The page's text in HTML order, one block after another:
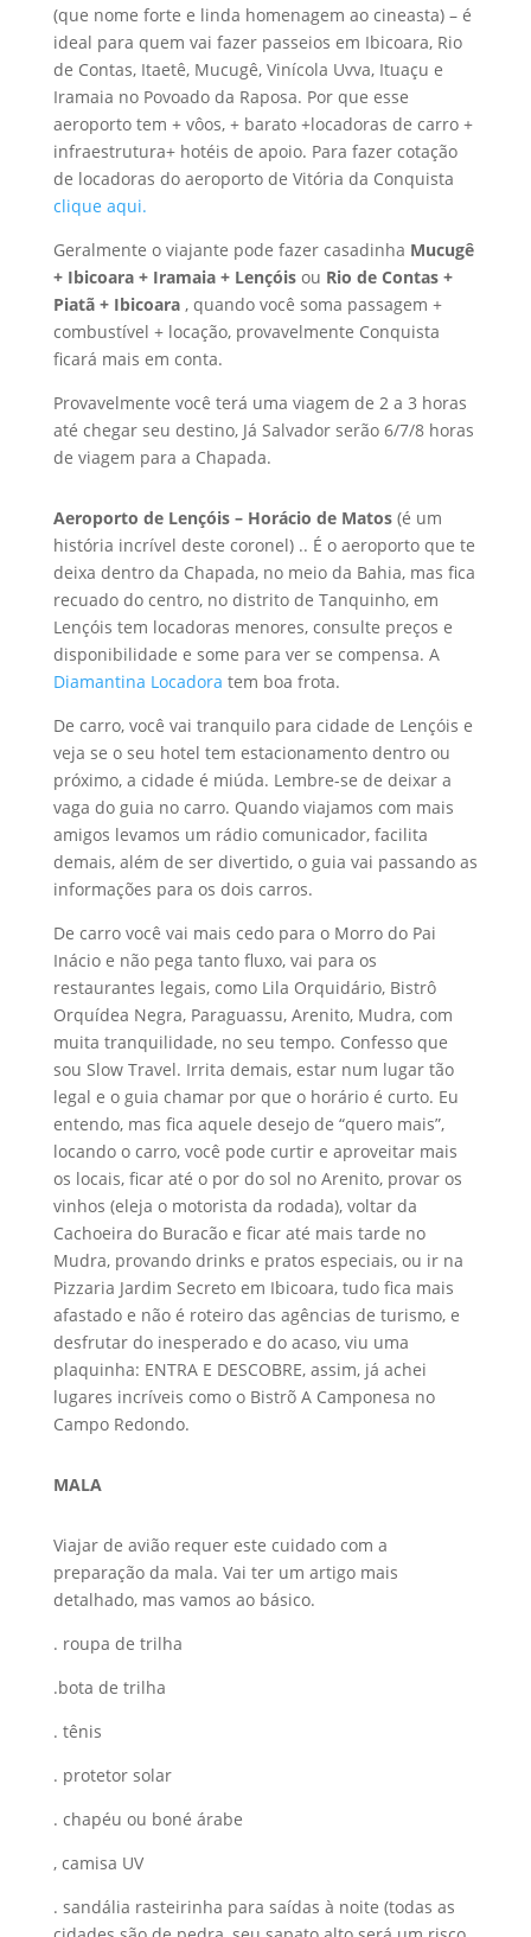
(que nome forte e linda homenagem ao cineasta) – é
ideal para quem vai fazer passeios em Ibicoara, Rio
de Contas, Itaetê, Mucugê, Vinícola Uvva, Ituaçu e
Iramaia no Povoado da Raposa. Por que esse
aeroporto tem + vôos, + barato +locadoras de carro +
infraestrutura+ hotéis de apoio. Para fazer cotação
de locadoras do aeroporto de Vitória da Conquista
clique aqui.
Geralmente o viajante pode fazer casadinha Mucugê
+ Ibicoara + Iramaia + Lençóis ou Rio de Contas +
Piatã + Ibicoara , quando você soma passagem +
combustível + locação, provavelmente Conquista
ficará mais em conta.
Provavelmente você terá uma viagem de 2 a 3 horas
até chegar seu destino, Já Salvador serão 6/7/8 horas
de viagem para a Chapada.
Aeroporto de Lençóis – Horácio de Matos(é um
história incrível deste coronel) .. É o aeroporto que te
deixa dentro da Chapada, no meio da Bahia, mas fica
recuado do centro, no distrito de Tanquinho, em
Lençóis tem locadoras menores, consulte preços e
disponibilidade e some para ver se compensa. A
Diamantina Locadora tem boa frota.
De carro, você vai tranquilo para cidade de Lençóis e
veja se o seu hotel tem estacionamento dentro ou
próximo, a cidade é miúda. Lembre-se de deixar a
vaga do guia no carro. Quando viajamos com mais
amigos levamos um rádio comunicador, facilita
demais, além de ser divertido, o guia vai passando as
informações para os dois carros.
De carro você vai mais cedo para o Morro do Pai
Inácio e não pega tanto fluxo, vai para os
restaurantes legais, como Lila Orquidário, Bistrô
Orquídea Negra, Paraguassu, Arenito, Mudra, com
muita tranquilidade, no seu tempo. Confesso que
sou Slow Travel. Irrita demais, estar num lugar tão
legal e o guia chamar por que o horário é curto. Eu
entendo, mas fica aquele desejo de “quero mais”,
locando o carro, você pode curtir e aproveitar mais
os locais, ficar até o por do sol no Arenito, provar os
vinhos (eleja o motorista da rodada), voltar da
Cachoeira do Buracão e ficar até mais tarde no
Mudra, provando drinks e pratos especiais, ou ir na
Pizzaria Jardim Secreto em Ibicoara, tudo fica mais
afastado e não é roteiro das agências de turismo, e
desfrutar do inesperado e do acaso, viu uma
plaquinha: ENTRA E DESCOBRE, assim, já achei
lugares incríveis como o Bistrõ A Camponesa no
Campo Redondo.
MALA
Viajar de avião requer este cuidado com a
preparação da mala. Vai ter um artigo mais
detalhado, mas vamos ao básico.
. roupa de trilha
.bota de trilha
. tênis
. protetor solar
. chapéu ou boné árabe
, camisa UV
. sandália rasteirinha para saídas à noite (todas as